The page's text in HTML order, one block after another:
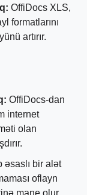
OffiDocs XLS,
formatlarını
artırır.
OffiDocs-dan
internet
olan
əsaslı bir alət
oflayn
mane olur.